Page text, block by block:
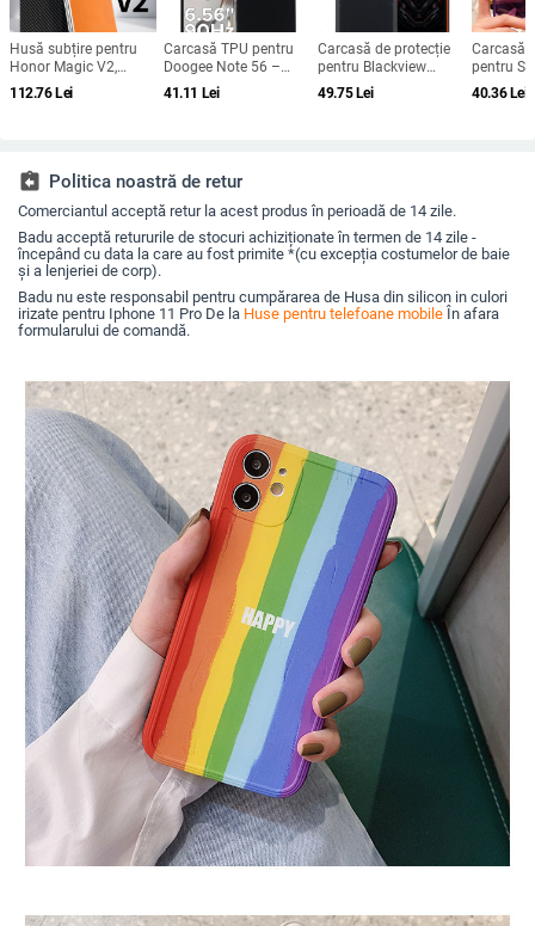
Husă subțire pentru
Honor Magic V2,
protecție anti-cădere,
carcasă dură pentru
112.76Lei
Carcasă TPU pentru
Doogee Note 56 –
protecție completă
pentru Note 56, Plus și
41.11 Lei
Carcasă de protecție
pentru Blackview
bv4800, material TPU,
realizată manual,
49.75Lei
Carcasă
pentru
Galaxy
M556B)
40.36Lei
assignment_return Politica noastră de retur
Comerciantul acceptă retur la acest produs în perioadă de 14 zile.
Badu acceptă retururile de stocuri achiziționate în termen de 14 zile -
începând cu data la care au fost primite *(cu excepția costumelor de baie
și a lenjeriei de corp).
Badu nu este responsabil pentru cumpărarea de Husa din silicon in culori
irizate pentru Iphone 11 Pro De la Huse pentru telefoane mobile În afara
formularului de comandă.